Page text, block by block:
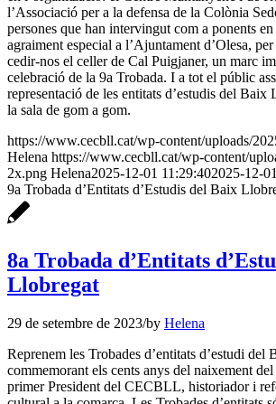
l’Associació per a la defensa de la Colònia
persones que han intervingut com a ponents
agraiment especial a l’Ajuntament d’Olesa,
cedir-nos el celler de Cal Puigjaner, un marc
celebració de la 9a Trobada. I a tot el públic
representació de les entitats d’estudis del
la sala de gom a gom.
https://www.cecbll.cat/wp-content/uploads/
Helena https://www.cecbll.cat/wp-content/
2x.png Helena2025-12-01 11:29:402025-12-
9a Trobada d’Entitats d’Estudis del Baix
8a Trobada d’Entitats
Llobregat
29 de setembre de 2023/by Helena
Reprenem les Trobades d’entitats d’estudi del
commemorant els cents anys del naixement
primer President del CECBLL, historiador i